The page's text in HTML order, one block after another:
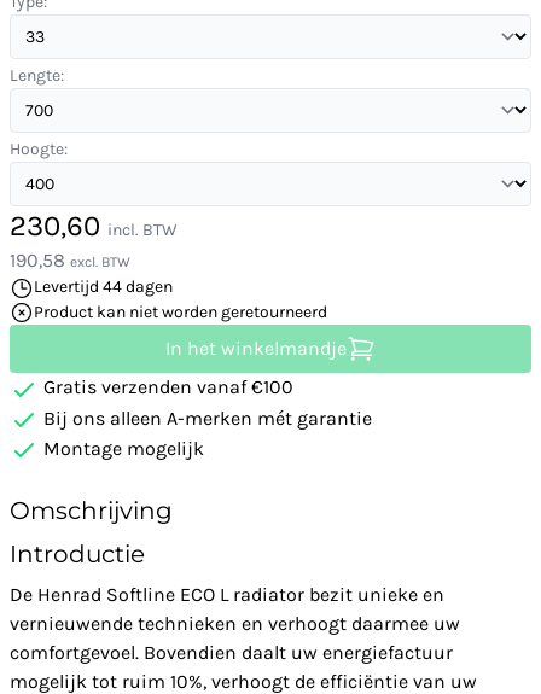
Lengte:
Hoogte:
230,60 incl. BTW
190,58 excl. BTW
Levertijd 44 dagen
Product kan niet worden geretourneerd
In het winkelmandje
Gratis verzenden vanaf €100
Bij ons alleen A-merken mét garantie
Montage mogelijk
Omschrijving
Introductie
De Henrad Softline ECO L radiator bezit unieke en
vernieuwende technieken en verhoogt daarmee uw
comfortgevoel. Bovendien daalt uw energiefactuur
mogelijk tot ruim 10%, verhoogt de efficiëntie van uw